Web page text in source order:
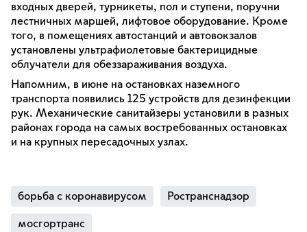
входных дверей, турникеты, пол и ступени, поручни
лестничных маршей, лифтовое оборудование. Кроме
того, в помещениях автостанций и автовокзалов
установлены ультрафиолетовые бактерицидные
облучатели для обеззараживания воздуха.
Напомним, в июне на остановках наземного
транспорта появились 125 устройств для дезинфекции
рук. Механические санитайзеры установили в разных
районах города на самых востребованных остановках
и на крупных пересадочных узлах.
борьба с коронавирусом Ространснадзор
мосгортранс